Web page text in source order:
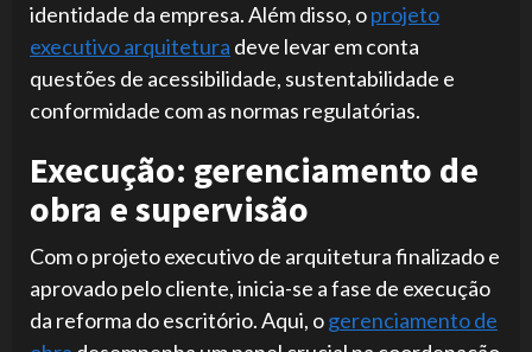
identidade da empresa. Além disso, oprojeto
executivo arquitetura deve levar em conta
questões de acessibilidade, sustentabilidade e
conformidade com as normas regulatórias.
Execução: gerenciamento de
obra e supervisão
Com o projeto executivo de arquitetura finalizado e
aprovado pelo cliente, inicia-se a fase de execução
da reforma do escritório. Aqui, ogerenciamento de